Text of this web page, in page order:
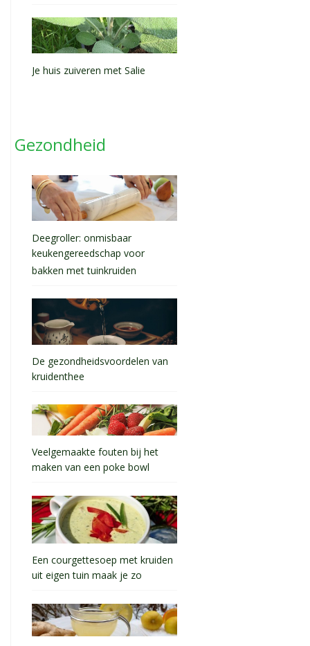
Je huis zuiveren met Salie
Gezondheid
Deegroller: onmisbaar
keukengereedschap voor
bakken met tuinkruiden
De gezondheidsvoordelen van
kruidenthee
Veelgemaakte fouten bij het
maken van een poke bowl
Een courgettesoep met kruiden
uit eigen tuin maak je zo